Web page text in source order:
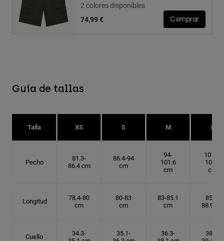
2 colores disponibles
74,99 €
Comprar
Guía de tallas
Talla XS S M L
Pecho
81.3-
86.4 cm
86.4-94
cm
94-
101.6
cm
101.6-
109.2
cm
Longitud
78.4-80
cm
80-83
cm
83-85.1
cm
85.1-
88.9 cm
Cuello
34.3-
35.1-
36.3-
38.1-